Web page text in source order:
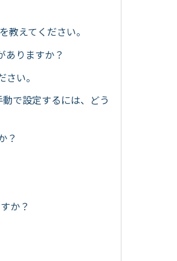
教えてください。
ありますか？
い。
で設定するには、どう
？
か？